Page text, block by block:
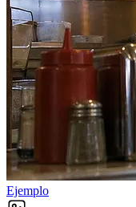
Ejemplo